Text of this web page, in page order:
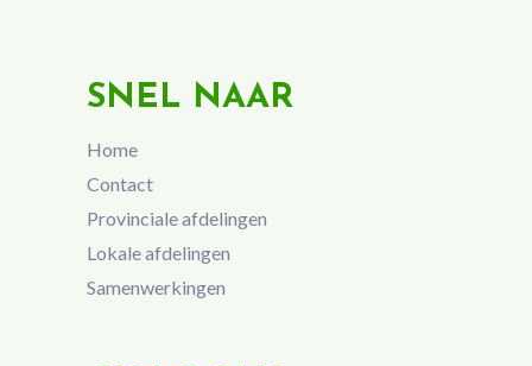
SNEL NAAR
Home
Contact
Provinciale afdelingen
Lokale afdelingen
Samenwerkingen